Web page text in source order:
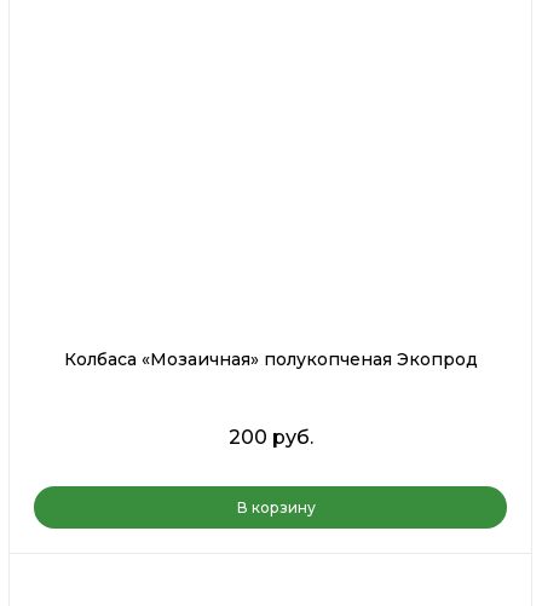
Колбаса «Мозаичная» полукопченая Экопрод
200 руб.
В корзину